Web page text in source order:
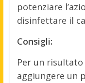
potenziare
disinfettare il
Consigli:
Per un
aggiungere un